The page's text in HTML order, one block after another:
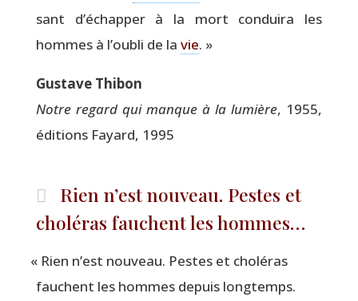
sant d’échapper à la mort condui­ra les
hommes à l’oubli de la vie. »
Gus­tave Thibon
Notre regard qui manque à la lumière, 1955,
édi­tions Fayard, 1995
Rien n’est nouveau. Pestes et
choléras fauchent les hommes…
« Rien n’est nou­veau. Pestes et cho­lé­ras
fauchent les hommes depuis long­temps.